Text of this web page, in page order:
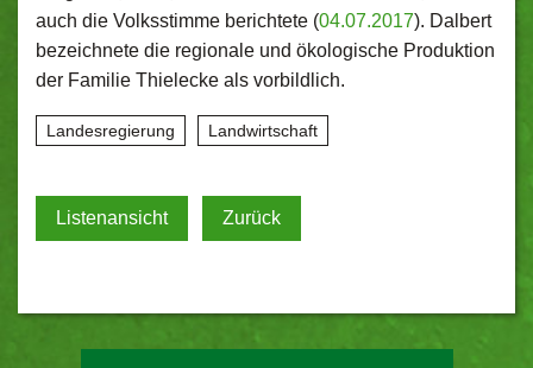
auch die Volksstimme berichtete (04.07.2017). Dalbert
bezeichnete die regionale und ökologische Produktion
der Familie Thielecke als vorbildlich.
Landesregierung Landwirtschaft
Listenansicht Zurück